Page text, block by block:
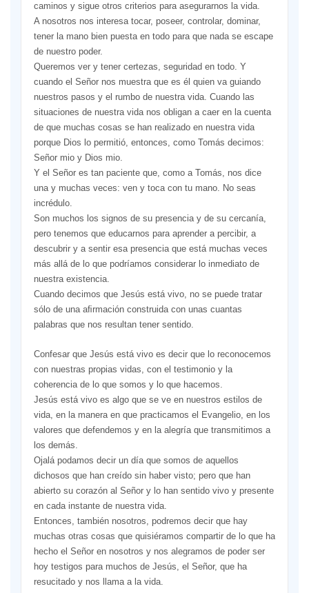
caminos y sigue otros criterios para asegurarnos la vida.
A nosotros nos interesa tocar, poseer, controlar, dominar,
tener la mano bien puesta en todo para que nada se escape
de nuestro poder.
Queremos ver y tener certezas, seguridad en todo. Y
cuando el Señor nos muestra que es él quien va guiando
nuestros pasos y el rumbo de nuestra vida. Cuando las
situaciones de nuestra vida nos obligan a caer en la cuenta
de que muchas cosas se han realizado en nuestra vida
porque Dios lo permitió, entonces, como Tomás decimos:
Señor mio y Dios mio.
Y el Señor es tan paciente que, como a Tomás, nos dice
una y muchas veces: ven y toca con tu mano. No seas
incrédulo.
Son muchos los signos de su presencia y de su cercanía,
pero tenemos que educarnos para aprender a percibir, a
descubrir y a sentir esa presencia que está muchas veces
más allá de lo que podríamos considerar lo inmediato de
nuestra existencia.
Cuando decimos que Jesús está vivo, no se puede tratar
sólo de una aﬁrmación construida con unas cuantas
palabras que nos resultan tener sentido.
Confesar que Jesús está vivo es decir que lo reconocemos
con nuestras propias vidas, con el testimonio y la
coherencia de lo que somos y lo que hacemos.
Jesús está vivo es algo que se ve en nuestros estilos de
vida, en la manera en que practicamos el Evangelio, en los
valores que defendemos y en la alegría que transmitimos a
los demás.
Ojalá podamos decir un día que somos de aquellos
dichosos que han creído sin haber visto; pero que han
abierto su corazón al Señor y lo han sentido vivo y presente
en cada instante de nuestra vida.
Entonces, también nosotros, podremos decir que hay
muchas otras cosas que quisiéramos compartir de lo que ha
hecho el Señor en nosotros y nos alegramos de poder ser
hoy testigos para muchos de Jesús, el Señor, que ha
resucitado y nos llama a la vida.